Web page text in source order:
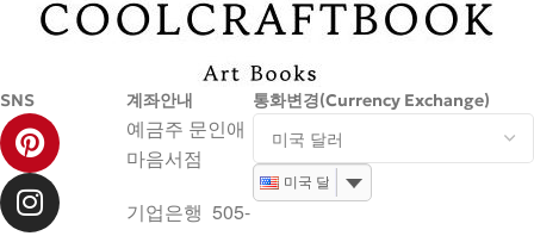
SNS 계좌안내
예금주 문인애
마음서점
기업은행 505-
통화변경(Currency Exchange)
미국 달러